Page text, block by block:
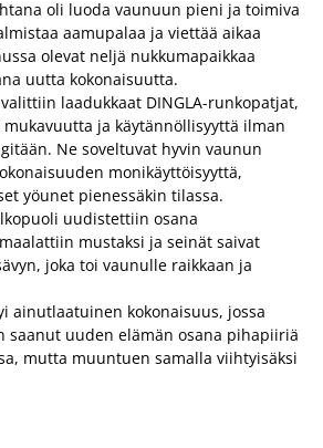
oli luoda vaunuun pieni ja toimiva
aamupalaa ja viettää aikaa
olevat neljä nukkumapaikkaa
uutta kokonaisuutta.
laadukkaat DINGLA-runkopatjat,
ja käytännöllisyyttä ilman
Ne soveltuvat hyvin vaunun
monikäyttöisyyttä,
yöunet pienessäkin tilassa.
uudistettiin osana
mustaksi ja seinät saivat
joka toi vaunulle raikkaan ja
ainutlaatuinen kokonaisuus, jossa
saanut uuden elämän osana pihapiiriä
mutta muuntuen samalla viihtyisäksi